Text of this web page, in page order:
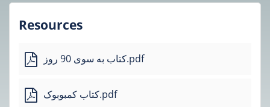
Resources
کتاب به سوی 90 روز.pdf
کتاب کمبوبوک.pdf